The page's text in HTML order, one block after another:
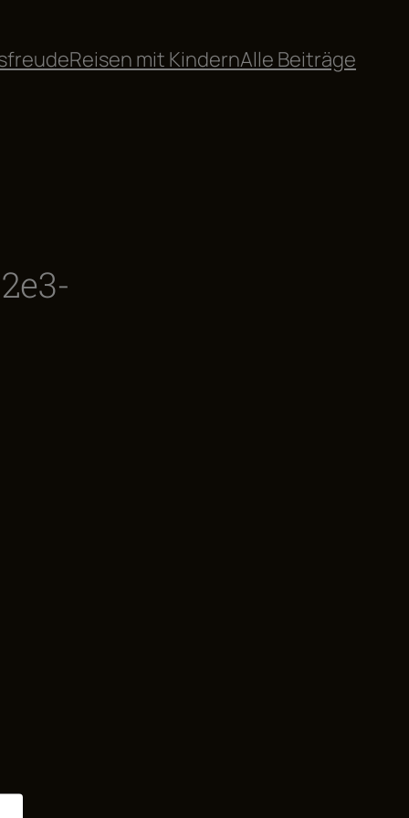
Reisen mit KindernAlle Beiträge